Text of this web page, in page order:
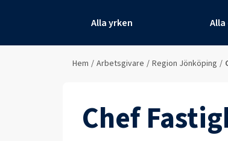
Alla yrken
Hem / Arbetsgivare / Region Jönköping /
Chef